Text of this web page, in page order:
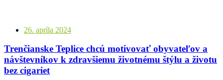
26. apríla 2024
Trenčianske Teplice chcú motivovať obyvateľov a
návštevníkov k zdravšiemu životnému štýlu a životu
bez cigariet